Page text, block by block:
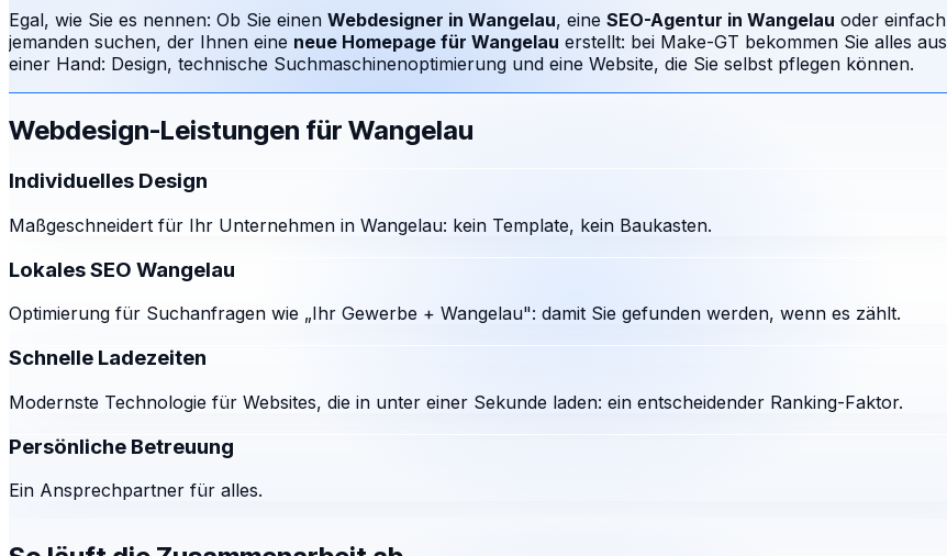
Egal, wie Sie es nennen: Ob Sie einen Webdesigner in Wangelau, eine SEO-Agentur in Wangelau oder einfach
jemanden suchen, der Ihnen eine neue Homepage für Wangelau erstellt: bei Make-GT bekommen Sie alles aus
einer Hand: Design, technische Suchmaschinenoptimierung und eine Website, die Sie selbst pflegen können.
Webdesign-Leistungen für Wangelau
Individuelles Design
Maßgeschneidert für Ihr Unternehmen in Wangelau: kein Template, kein Baukasten.
Lokales SEO Wangelau
Optimierung für Suchanfragen wie „Ihr Gewerbe + Wangelau": damit Sie gefunden werden, wenn es zählt.
Schnelle Ladezeiten
Modernste Technologie für Websites, die in unter einer Sekunde laden: ein entscheidender Ranking-Faktor.
Persönliche Betreuung
Ein Ansprechpartner für alles.